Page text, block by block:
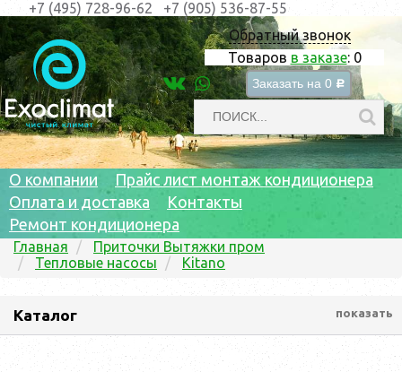
Обратный звонок
Товаров в заказе: 0
Заказать на 0 c
+7 (495) 728-96-62 +7 (905) 536-87-55
О компании
Прайс лист монтаж кондиционера
Оплата и доставка
Контакты
Ремонт кондиционера
Главная
Приточки Вытяжки пром
Тепловые насосы
Kitano
Каталог показать